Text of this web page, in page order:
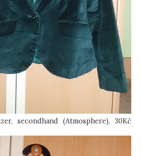
secondhand (Atmosphere), 30Kč